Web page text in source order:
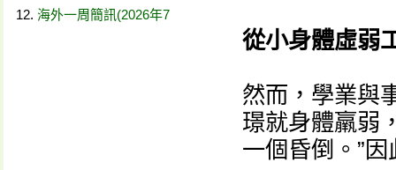
海外一周簡訊(2026年7
從小身體虛弱
然而，學業與
璟就身體羸弱
一個昏倒。”